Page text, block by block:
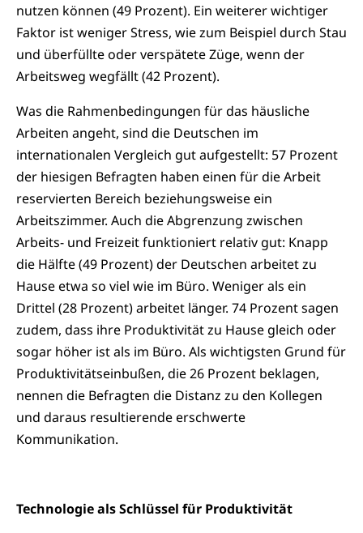
nutzen können (49 Prozent). Ein weiterer wichtiger
Faktor ist weniger Stress, wie zum Beispiel durch Stau
und überfüllte oder verspätete Züge, wenn der
Arbeitsweg wegfällt (42 Prozent).
Was die Rahmenbedingungen für das häusliche
Arbeiten angeht, sind die Deutschen im
internationalen Vergleich gut aufgestellt: 57 Prozent
der hiesigen Befragten haben einen für die Arbeit
reservierten Bereich beziehungsweise ein
Arbeitszimmer. Auch die Abgrenzung zwischen
Arbeits- und Freizeit funktioniert relativ gut: Knapp
die Hälfte (49 Prozent) der Deutschen arbeitet zu
Hause etwa so viel wie im Büro. Weniger als ein
Drittel (28 Prozent) arbeitet länger. 74 Prozent sagen
zudem, dass ihre Produktivität zu Hause gleich oder
sogar höher ist als im Büro. Als wichtigsten Grund für
Produktivitätseinbußen, die 26 Prozent beklagen,
nennen die Befragten die Distanz zu den Kollegen
und daraus resultierende erschwerte
Kommunikation.
Technologie als Schlüssel für Produktivität